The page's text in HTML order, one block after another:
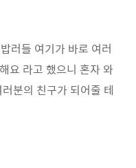
러들 여기가 바로 여러
요 라고 했으니 혼자 와
분의 친구가 되어줄 테